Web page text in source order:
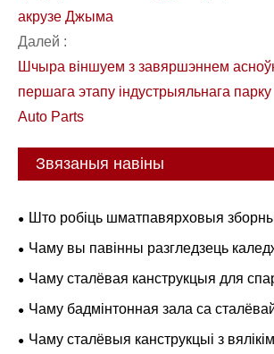
акрузе Джыма
Далей :
Шчыра віншуем з завяршэннем
першага этапу індустрыяльнага
Auto Parts
Звязаныя навіны
Што робіць шматпавярховыя
кантэйнерныя дамы ідэальнымі для
жылых праектаў?
Чаму вы павінны разгледзець
металабудавання для атрымання
Чаму сталёвая канструкцыя для
комплексу - лепшае рашэнне для
будаўніцтва стадыёна
Чаму бадмінтонная зала са
лепшы выбар для сучасных
Чаму сталёвыя канструкцыі з